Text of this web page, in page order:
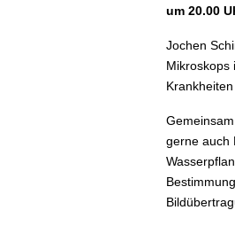
um 20.00
Jochen
Mikroskops
gerne auch